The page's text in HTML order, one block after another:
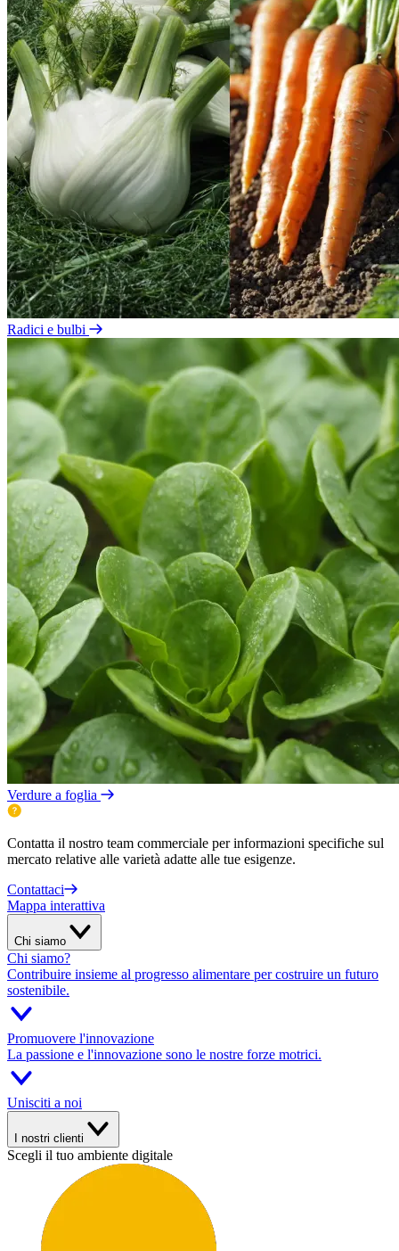
Radici e bulbi
Verdure a foglia
Contatta il nostro team commerciale per informazioni specifiche sul
mercato relative alle varietà adatte alle tue esigenze.
Contattaci
Mappa interattiva
Chi siamo
Chi siamo?
Contribuire insieme al progresso alimentare per costruire un futuro
sostenibile.
Promuovere l'innovazione
La passione e l'innovazione sono le nostre forze motrici.
Unisciti a noi
I nostri clienti
Scegli il tuo ambiente digitale